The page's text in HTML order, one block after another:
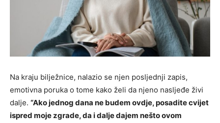
Na kraju bilježnice, nalazio se njen posljednji zapis,
emotivna poruka o tome kako želi da njeno nasljeđe živi
dalje. “Ako jednog dana ne budem ovdje, posadite cvijet
ispred moje zgrade, da i dalje dajem nešto ovom